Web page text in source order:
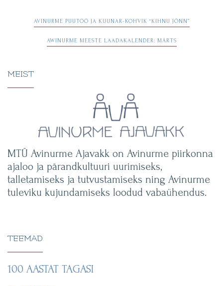
Navigeerimine
AVINURME PUUTÖÖ JA KUUNAR-KOHVIK “KIHNU JÕNN”
AWINURME MEESTE LAADAKALENDER: MÄRTS
MEIST
MTÜ Avinurme Ajavakk on Avinurme piirkonna
ajaloo ja pärandkultuuri uurimiseks,
talletamiseks ja tutvustamiseks ning Avinurme
tuleviku kujundamiseks loodud vabaühendus.
TEEMAD
100 AASTAT TAGASI